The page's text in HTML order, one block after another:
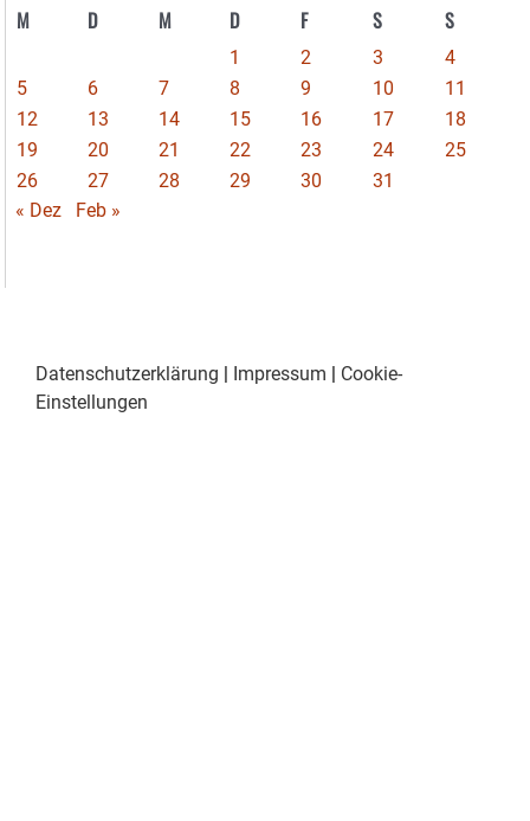
M D M D F S S
1 2 3
4
5
6 7 8 9 10
11
12
13 14 15 16 17
18
19
20 21 22 23 24
25
26
27 28 29 30
31
« Dez
Feb »
Datenschutzerklärung Impressum
Cookie-
Einstellungen